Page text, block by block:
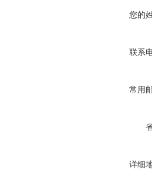
您的
联系
常用
详细